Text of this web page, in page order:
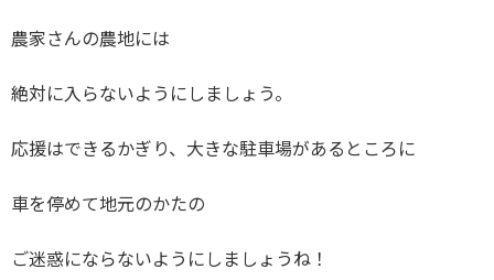
農家さんの農地には
絶対に入らないようにしましょう。
応援はできるかぎり、大きな駐車場があるところに
車を停めて地元のかたの
ご迷惑にならないようにしましょうね！